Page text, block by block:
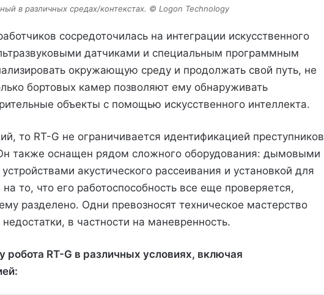
в различных средах/контекстах. © Logon Technology
сосредоточилась на интеграции искусственного
датчиками и специальным программным
окружающую среду и продолжать свой путь, не
бортовых камер позволяют ему обнаруживать
объекты с помощью искусственного интеллекта.
то RT-G не ограничивается идентификацией преступников
также оснащен рядом сложного оборудования: дымовыми
акустического рассеивания и установкой для
то, что его работоспособность все еще проверяется,
разделено. Одни превозносят техническое мастерство
в частности на маневренность.
RT-G в различных условиях, включая